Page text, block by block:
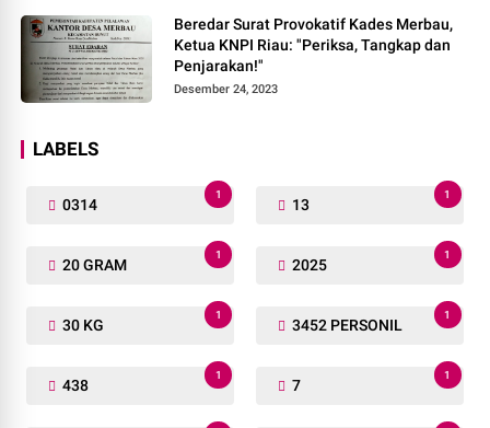
Beredar Surat Provokatif Kades Merbau,
Ketua KNPI Riau: "Periksa, Tangkap dan
Penjarakan!"
Desember 24, 2023
LABELS
0314
1
13
1
20 GRAM
1
2025
1
30 KG
1
3452 PERSONIL
1
438
1
7
1